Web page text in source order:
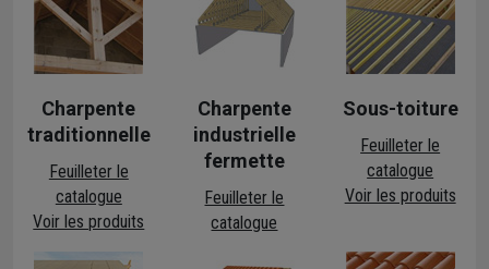
Charpente
traditionnelle
Feuilleter le
catalogue
Voir les produits
Charpente
industrielle
fermette
Feuilleter le
catalogue
Sous-toiture
Feuilleter le
catalogue
Voir les produits